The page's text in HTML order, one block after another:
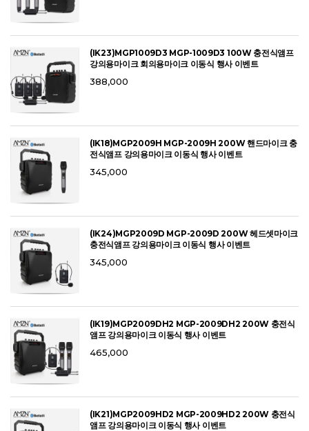
(IK23)MGP1009D3 MGP-1009D3 100W 충전식앰프
강의용마이크 회의용마이크 이동식 행사 이벤트
388,000
(IK18)MGP2009H MGP-2009H 200W 핸드마이크 충
전식앰프 강의용마이크 이동식 행사 이벤트
345,000
(IK24)MGP2009D MGP-2009D 200W 헤드셋마이크
충전식앰프 강의용마이크 이동식 행사 이벤트
345,000
(IK19)MGP2009DH2 MGP-2009DH2 200W 충전식
앰프 강의용마이크 이동식 행사 이벤트
465,000
(IK21)MGP2009HD2 MGP-2009HD2 200W 충전식
앰프 강의용마이크 이동식 행사 이벤트